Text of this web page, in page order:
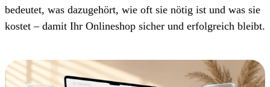
bedeutet, was dazugehört, wie oft sie nötig ist und was sie
kostet – damit Ihr Onlineshop sicher und erfolgreich bleibt.